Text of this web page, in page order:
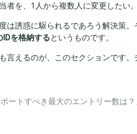
者を、1人から複数人に変更したい
は誘惑に駆られるであろう解決策。
を格納するというものです。
言えるのが、このセクションです
ポートすべき最大のエントリー数は